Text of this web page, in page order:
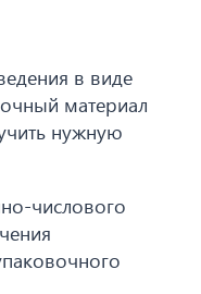
в виде
материал
нужную
числового